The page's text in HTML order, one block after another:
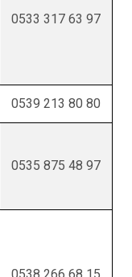
0533 317 63 97
0539 213 80 80
0535 875 48 97